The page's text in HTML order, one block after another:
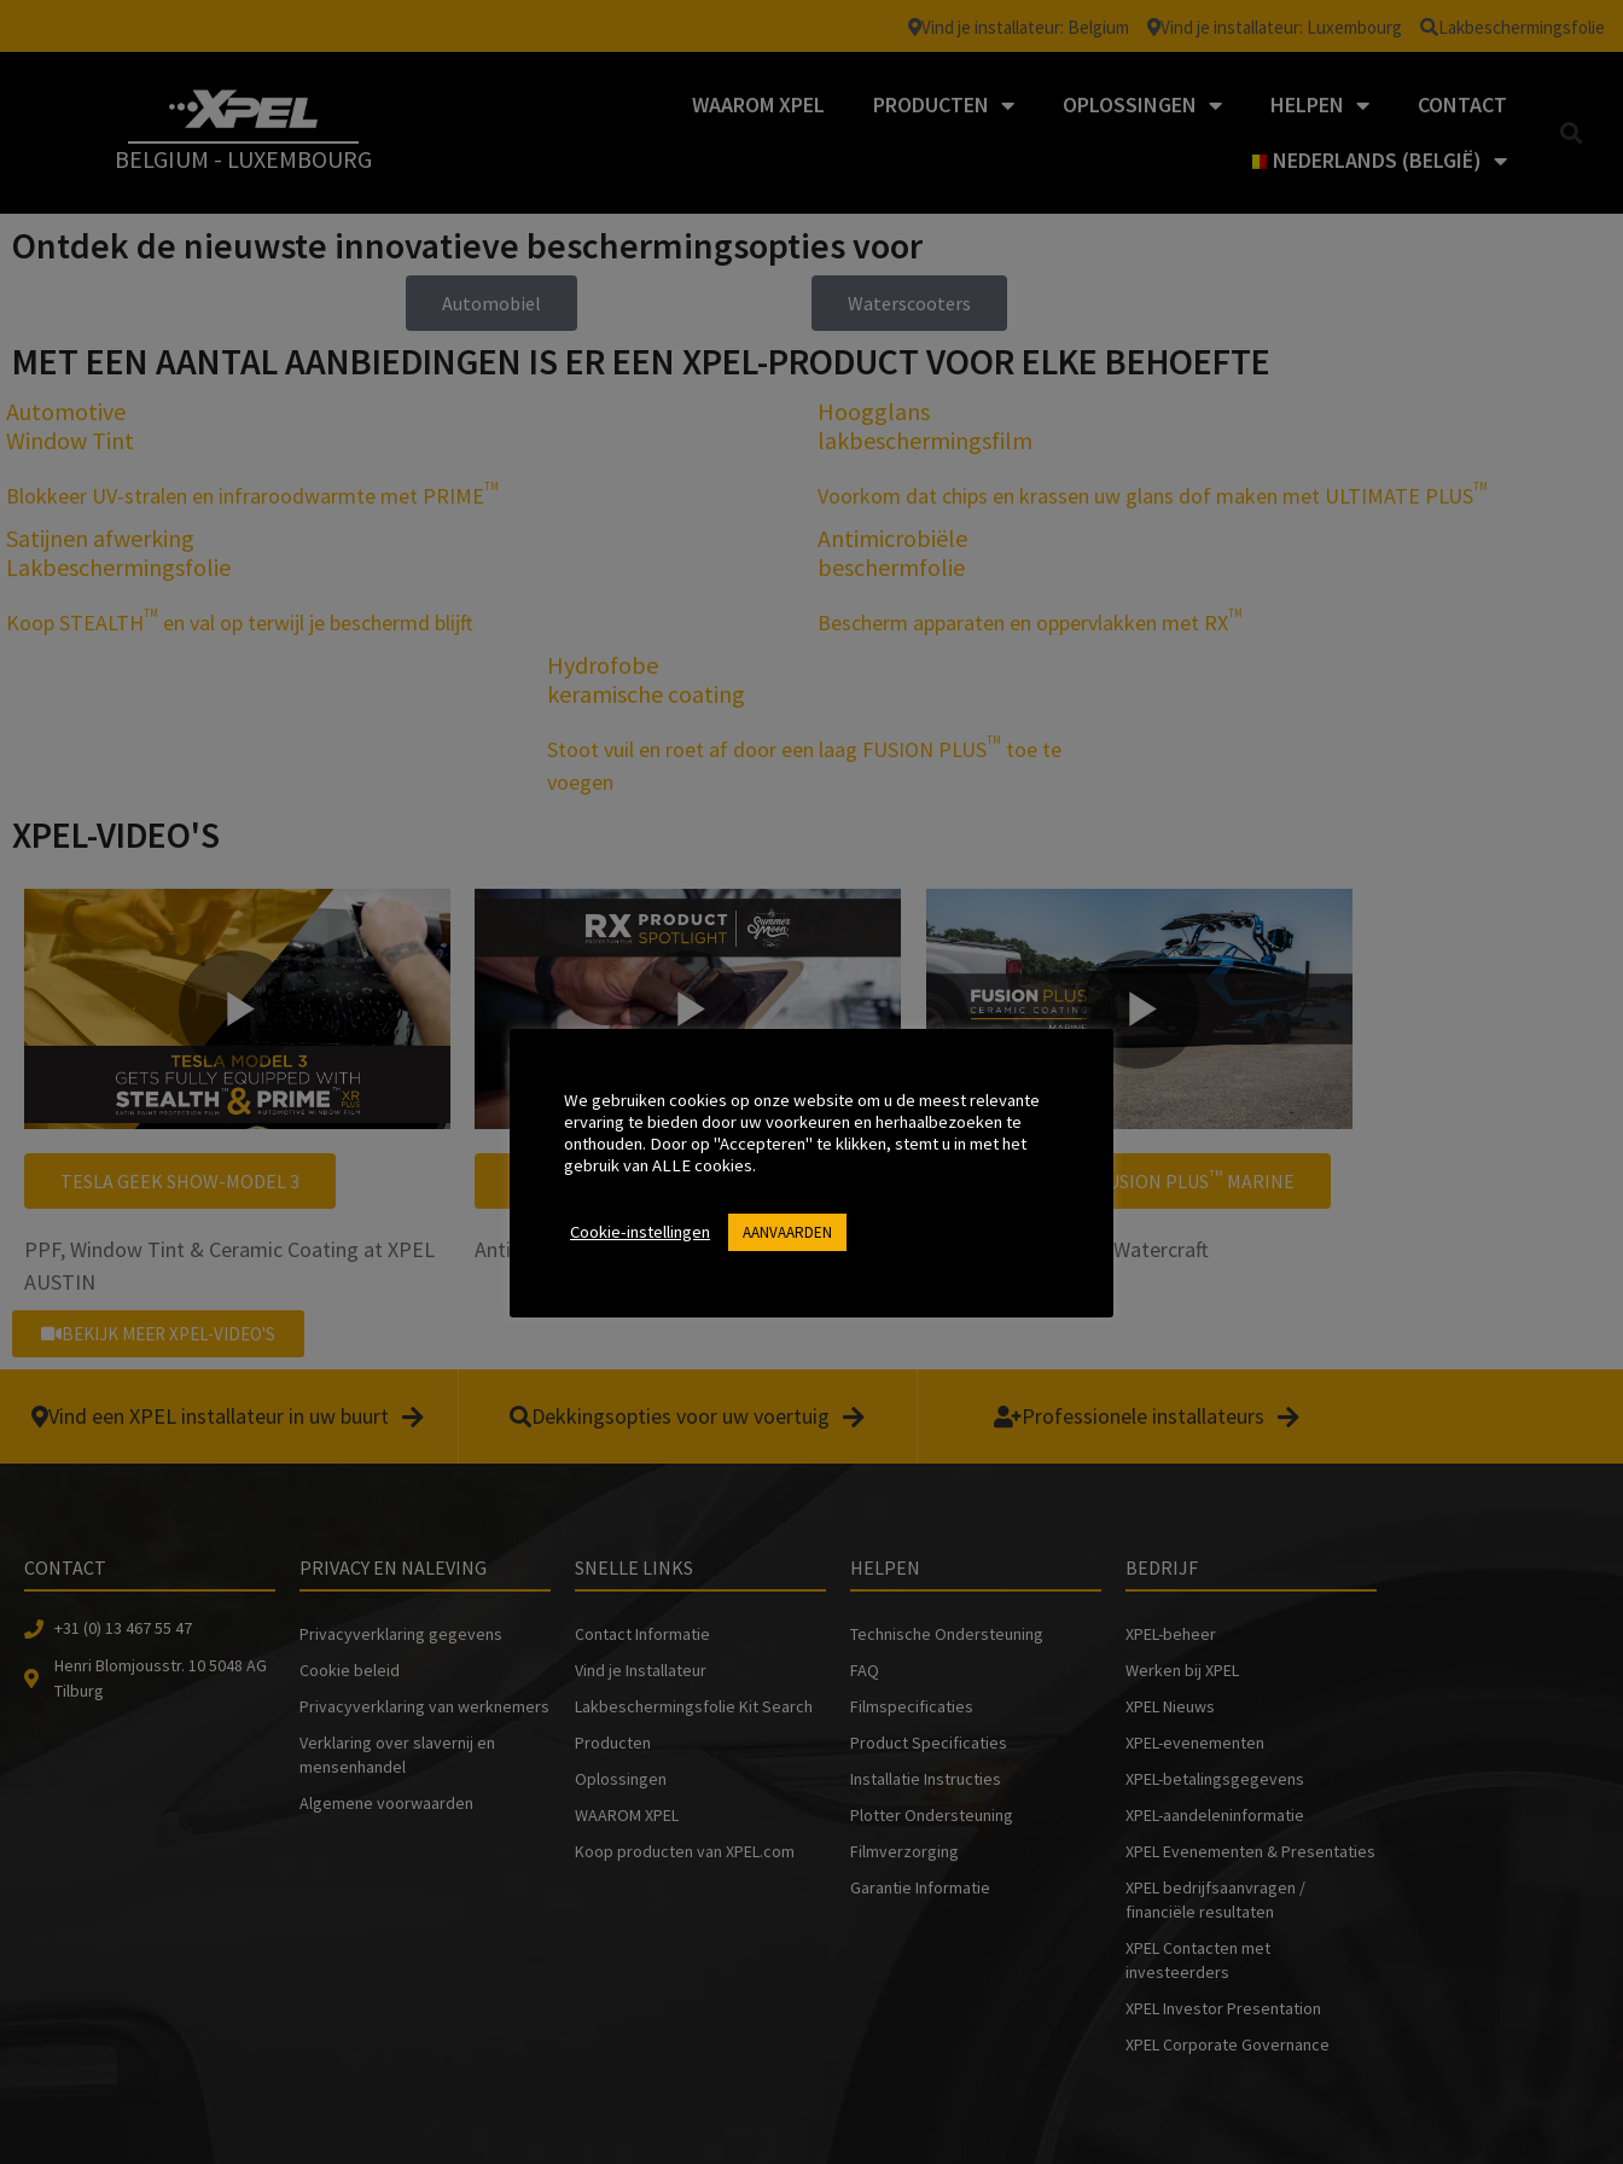
Vind je installateur: Belgium Vind je installateur: Luxembourg Lakbeschermingsfolie
BELGIUM - LUXEMBOURG
WAAROM XPEL PRODUCTEN OPLOSSINGEN HELPEN
CONTACT
NEDERLANDS (BELGIË)
Blijf beschermd waar de weg u leidt
Ontdek de nieuwste innovatieve beschermingsopties voor
Automobiel Waterscooters
MET EEN AANTAL AANBIEDINGEN IS ER EEN XPEL-PRODUCT VOOR ELKE BEHOEFTE
Automotive
Window Tint
Blokkeer UV-stralen en infraroodwarmte met PRIMETM
Hoogglans
lakbeschermingsfilm
Voorkom dat chips en krassen uw glans dof maken met ULTIMATE PLUSTM
Satijnen afwerking
Lakbeschermingsfolie
Koop STEALTHTM en val op terwijl je beschermd blijft
Antimicrobiële
beschermfolie
Bescherm apparaten en oppervlakken met RXTM
Hydrofobe
keramische coating
Stoot vuil en roet af door een laag FUSION PLUSTM toe te
voegen
XPEL-VIDEO'S
TESLA GEEK SHOW-MODEL 3
PPF, Window Tint & Ceramic Coating at XPEL
AUSTIN
bij Summer Moon Coffee
Antimicrobial Protection at the Point-of-Sale
INTRODUCTIE - FUSION PLUSTM MARINE
Ceramic Coating for Watercraft
BEKIJK MEER XPEL-VIDEO'S
Vind een XPEL installateur in uw buurt Dekkingsopties voor uw voertuig Professionele installateurs
CONTACT
+31 (0) 13 467 55 47
Henri Blomjousstr. 10 5048 AG
Tilburg
PRIVACY EN NALEVING
Privacyverklaring gegevens
Cookie beleid
Privacyverklaring van werknemers
Verklaring over slavernij en
mensenhandel
Algemene voorwaarden
SNELLE LINKS
Contact Informatie
Vind je Installateur
Lakbeschermingsfolie Kit Search
Producten
Oplossingen
WAAROM XPEL
Koop producten van XPEL.com
HELPEN
Technische Ondersteuning
FAQ
Filmspecificaties
Product Specificaties
Installatie Instructies
Plotter Ondersteuning
Filmverzorging
Garantie Informatie
BEDRIJF
XPEL-beheer
Werken bij XPEL
XPEL Nieuws
XPEL-evenementen
XPEL-betalingsgegevens
XPEL-aandeleninformatie
XPEL Evenementen & Presentaties
XPEL bedrijfsaanvragen /
financiële resultaten
XPEL Contacten met
investeerders
XPEL Investor Presentation
XPEL Corporate Governance
We gebruiken cookies op onze website om u de meest relevante
ervaring te bieden door uw voorkeuren en herhaalbezoeken te
onthouden. Door op "Accepteren" te klikken, stemt u in met het
gebruik van ALLE cookies.
Cookie-instellingen AANVAARDEN